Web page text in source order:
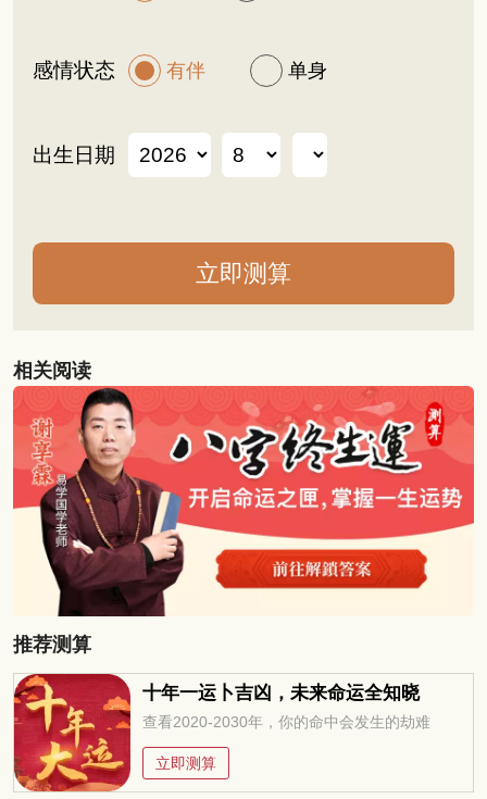
感情状态 有伴 单身
出生日期
相关阅读
推荐测算
十年一运卜吉凶，未来命运全知晓
查看2020-2030年，你的命中会发生的劫难
立即测算